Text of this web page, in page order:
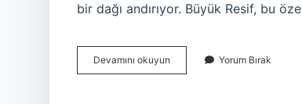
bir dağı andırıyor. Büyük Resif, bu
Devamını okuyun
Canlı
Yorum Bırak